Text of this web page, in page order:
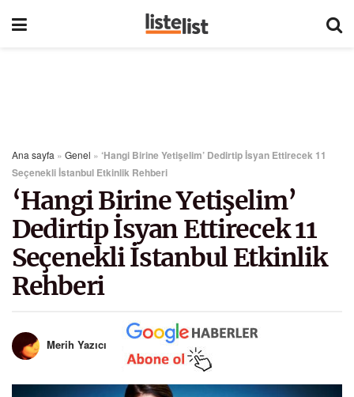
Ana sayfa » Genel » ‘Hangi Birine Yetişelim’ Dedirtip İsyan Ettirecek 11
Seçenekli İstanbul Etkinlik Rehberi
‘Hangi Birine Yetişelim’
Dedirtip İsyan Ettirecek 11
Seçenekli İstanbul Etkinlik
Rehberi
Merih Yazıcı